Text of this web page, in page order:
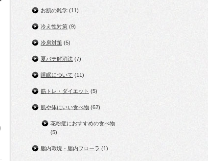
お肌の雑学 (11)
冷え性対策 (9)
冷房対策 (5)
夏バテ解消法 (7)
睡眠について (11)
筋トレ・ダイエット (5)
肌や体にいい食べ物 (62)
花粉症におすすめの食べ物
(5)
腸内環境・腸内フローラ (1)